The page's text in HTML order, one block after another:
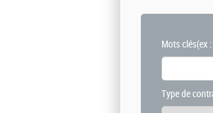
Mots clés(ex
Type de